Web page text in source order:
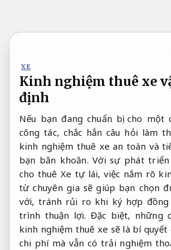
nội
XE
Kinh nghiệm thuê xe
định
Nếu bạn đang chuẩn bị cho một
công tác, chắc hẳn câu hỏi làm
kinh nghiệm thuê xe an toàn và
bạn băn khoăn. Với sự phát triển
cho thuê Xe tự lái, việc nắm rõ
từ chuyên gia sẽ giúp bạn chọn
với, tránh rủi ro khi ký hợp đồng
trình thuận lợi. Đặc biệt, những
kinh nghiệm thuê xe sẽ là bí
chi phí mà vẫn có trải nghiệm